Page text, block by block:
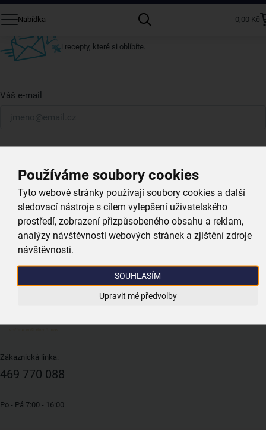
Používáme soubory cookies
Tyto webové stránky používají soubory cookies a další
sledovací nástroje s cílem vylepšení uživatelského
prostředí, zobrazení přizpůsobeného obsahu a reklam,
analýzy návštěvnosti webových stránek a zjištění zdroje
návštěvnosti.
SOUHLASÍM
Upravit mé předvolby
Nabídka 0,00 Kč
Přihlaste se k odběru našeho newsletteru.
i recepty, které si oblíbíte.
Váš e-mail
Moderní prodejny a
výdejní místapo
celé České republice
Zákaznická linka:
469 770 088
Po - Pá 7:00 - 16:00